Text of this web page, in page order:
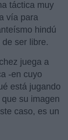
táctica muy
vía para
hindú
ser libre.
juega a
-en cuyo
está jugando
su imagen
caso, es un